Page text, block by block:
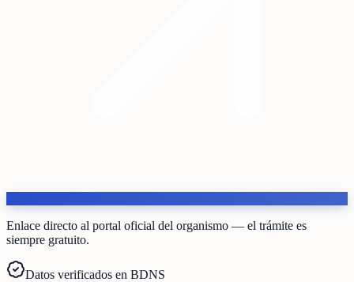
Enlace directo al portal oficial del organismo — el trámite es
siempre gratuito.
Datos verificados en BDNS